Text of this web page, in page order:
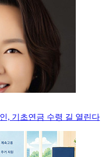
, 기초연금 수령 길 열린다